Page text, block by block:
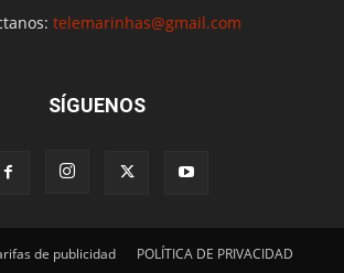
telemarinhas@gmail.com
SÍGUENOS
de publicidad POLÍTICA DE PRIVACIDAD